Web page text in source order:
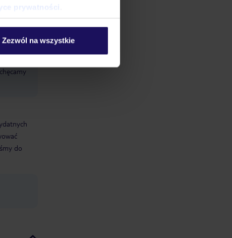
prywatności
Zezwól na wszystkie
do